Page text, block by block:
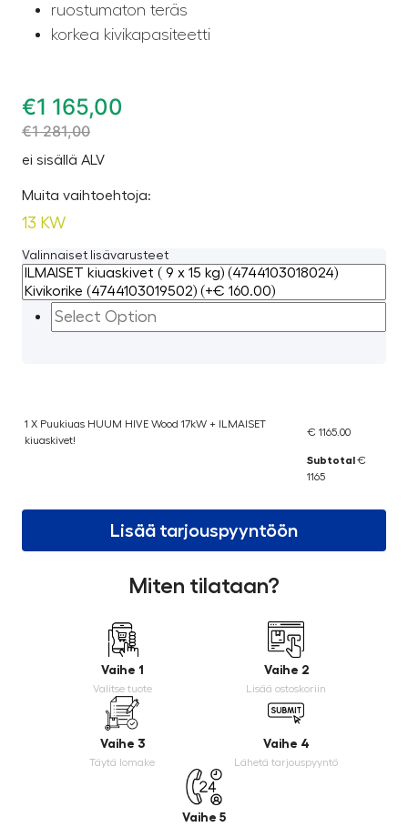
ruostumaton teräs
korkea kivikapasiteetti
€1 165,00
€1 281,00
ei sisällä ALV
Muita vaihtoehtoja:
13 KW
Valinnaiset lisävarusteet
1 X Puukiuas HUUM HIVE Wood 17kW + ILMAISET
kiuaskivet!
€ 1165.00
Subtotal€
1165
Lisää tarjouspyyntöön
Miten tilataan?
Vaihe 1
Valitse tuote
Vaihe 2
Lisää ostoskoriin
Vaihe 3
Täytä lomake
Vaihe 4
Lähetä tarjouspyyntö
Vaihe 5